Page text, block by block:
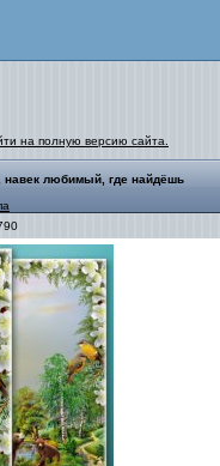
на полную версию сайта.
навек любимый, где найдёшь